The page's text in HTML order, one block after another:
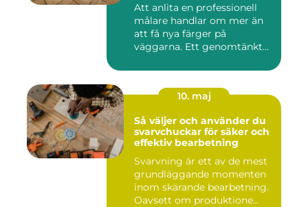
Att anlita en professionell
målare handlar om mer än
att få nya färger på
väggarna. Ett genomtänkt
10. maj
Så väljer och använder du
svarvchuckar för säker och
effektiv bearbetning
Svarvning är ett av de mest
grundläggande momenten
inom skärande bearbetning.
Oavsett om produktione...